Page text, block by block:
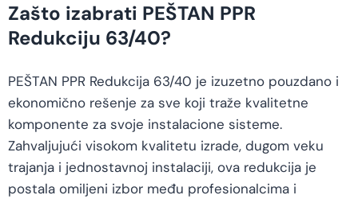
Zašto izabrati PEŠTAN PPR
Redukciju 63/40?
PEŠTAN PPR Redukcija 63/40 je izuzetno pouzdano i
ekonomično rešenje za sve koji traže kvalitetne
komponente za svoje instalacione sisteme.
Zahvaljujući visokom kvalitetu izrade, dugom veku
trajanja i jednostavnoj instalaciji, ova redukcija je
postala omiljeni izbor među profesionalcima i